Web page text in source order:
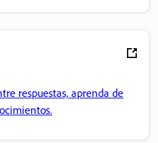
respuestas, aprenda de